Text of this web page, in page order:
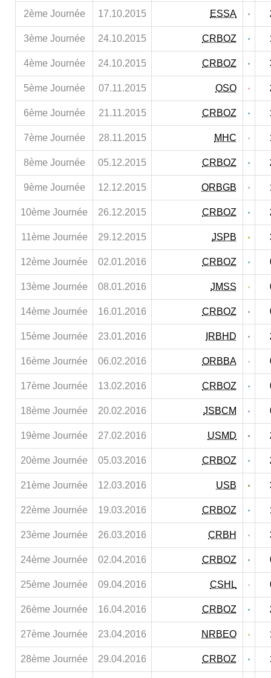
2ème Journée 17.10.2015 ESSA
3ème Journée 24.10.2015 CRBOZ
4ème Journée 24.10.2015 CRBOZ
5ème Journée 07.11.2015 OSO
6ème Journée 21.11.2015 CRBOZ
7ème Journée 28.11.2015 MHC
8ème Journée 05.12.2015 CRBOZ
9ème Journée 12.12.2015 ORBGB
10ème Journée 26.12.2015 CRBOZ
11ème Journée 29.12.2015 JSPB
12ème Journée 02.01.2016 CRBOZ
13ème Journée 08.01.2016 JMSS
14ème Journée 16.01.2016 CRBOZ
15ème Journée 23.01.2016 IRBHD
16ème Journée 06.02.2016 ORBBA
17ème Journée 13.02.2016 CRBOZ
18ème Journée 20.02.2016 JSBCM
19ème Journée 27.02.2016 USMD
20ème Journée 05.03.2016 CRBOZ
21ème Journée 12.03.2016 USB
22ème Journée 19.03.2016 CRBOZ
23ème Journée 26.03.2016 CRBH
24ème Journée 02.04.2016 CRBOZ
25ème Journée 09.04.2016 CSHL
26ème Journée 16.04.2016 CRBOZ
27ème Journée 23.04.2016 NRBEO
28ème Journée 29.04.2016 CRBOZ